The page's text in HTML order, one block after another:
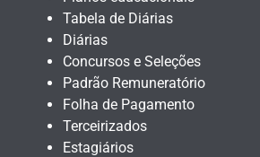
Tabela de Diárias
Diárias
Concursos e Seleções
Padrão Remuneratório
Folha de Pagamento
Terceirizados
Estagiários